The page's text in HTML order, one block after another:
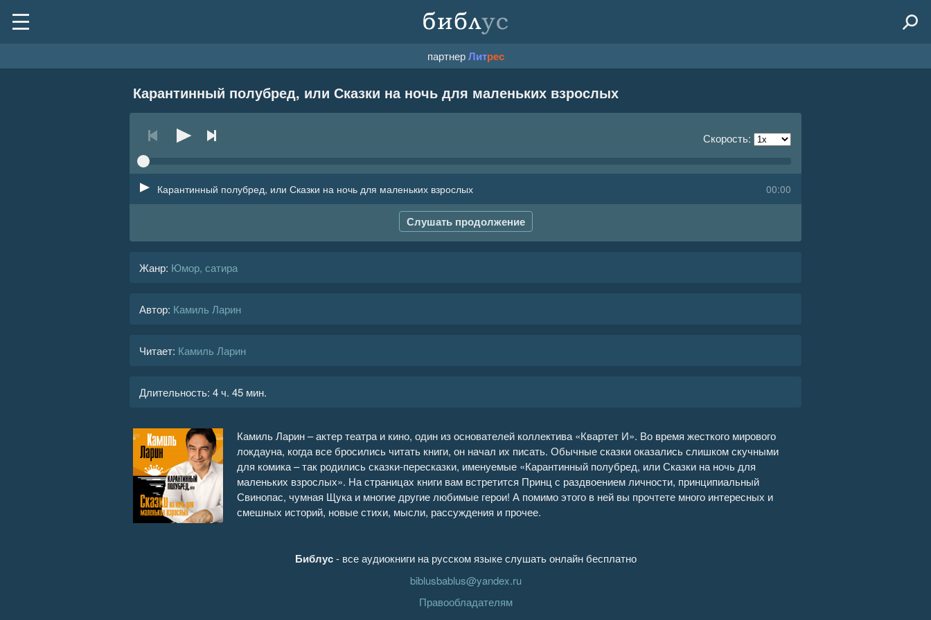
партнерЛитрес
Карантинный полубред, или Сказки на ночь для маленьких взрослых
Скорость:
00:00
Карантинный полубред, или Сказки на ночь для маленьких взрослых
Слушать продолжение
Жанр: Юмор, сатира
Автор: Камиль Ларин
Читает: Камиль Ларин
Длительность: 4 ч. 45 мин.
Камиль Ларин – актер театра и кино, один из основателей коллектива «Квартет И». Во время жесткого мирового
локдауна, когда все бросились читать книги, он начал их писать. Обычные сказки оказались слишком скучными
для комика – так родились сказки-пересказки, именуемые «Карантинный полубред, или Сказки на ночь для
маленьких взрослых». На страницах книги вам встретится Принц с раздвоением личности, принципиальный
Свинопас, чумная Щука и многие другие любимые герои! А помимо этого в ней вы прочтете много интересных и
смешных историй, новые стихи, мысли, рассуждения и прочее.
Библус- все аудиокниги на русском языке слушать онлайн бесплатно
biblusbablus@yandex.ru
Правообладателям